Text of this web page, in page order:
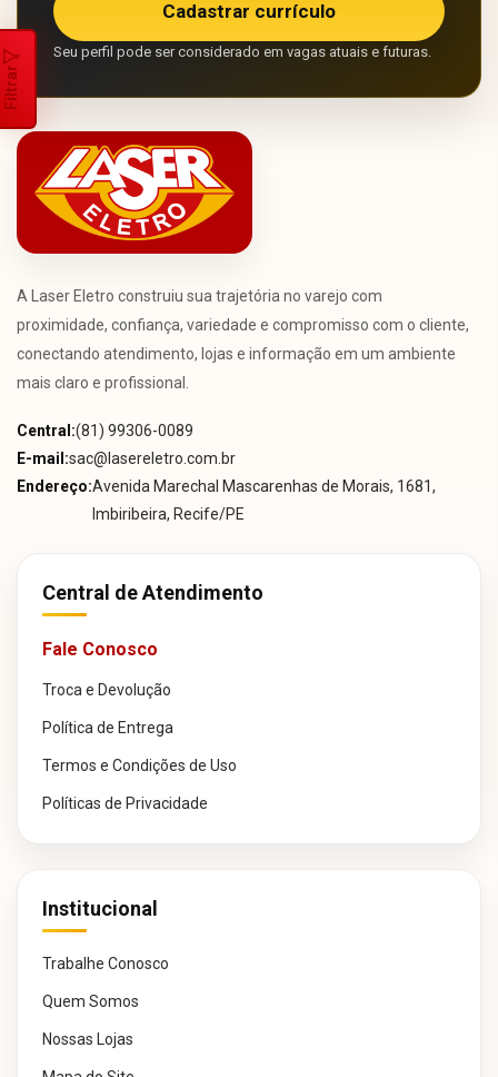
Filtrar
Cadastrar currículo
Seu perfil pode ser considerado em vagas atuais e futuras.
A Laser Eletro construiu sua trajetória no varejo com
proximidade, confiança, variedade e compromisso com o cliente,
conectando atendimento, lojas e informação em um ambiente
mais claro e profissional.
Central:(81) 99306-0089
E-mail:sac@lasereletro.com.br
Endereço:Avenida Marechal Mascarenhas de Morais, 1681,
Imbiribeira, Recife/PE
Central de Atendimento
Fale Conosco
Troca e Devolução
Política de Entrega
Termos e Condições de Uso
Políticas de Privacidade
Institucional
Trabalhe Conosco
Quem Somos
Nossas Lojas